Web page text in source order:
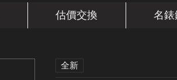
估價交換 名錶
全新